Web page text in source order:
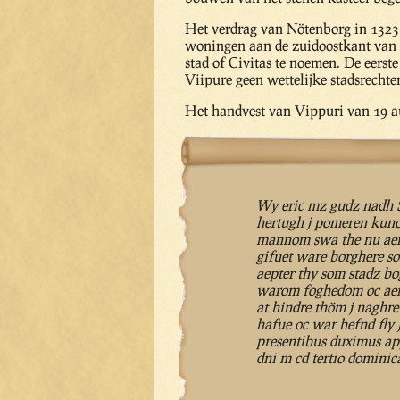
Het verdrag van Nötenborg in
woningen aan de zuidoostkant
stad of Civitas te noemen. De
Viipure geen wettelijke
Het handvest van Vippuri van 19
Wy eric mz gudz nadh
hertugh j pomeren
mannom swa the nu
gifuet ware borghere
aepter thy som stadz
warom foghedom oc
at hindre thöm j
hafue oc war hefnd fly
presentibus duximus
dni m cd tertio